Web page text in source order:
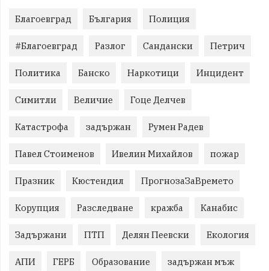
Благоевград България Полиция
#Благоевград Разлог Сандански Петрич
Политика Банско Наркотици Инцидент
Симитли Величие Гоце Делчев
Катастрофа задържан Румен Радев
Павел Стоименов Ивелин Михайлов пожар
Празник Кюстендил ПрогнозаЗаВремето
Корупция Разследване кражба Канабис
Задържани ПТП Делян Пеевски Екология
АПИ ГЕРБ Образование задържан мъж